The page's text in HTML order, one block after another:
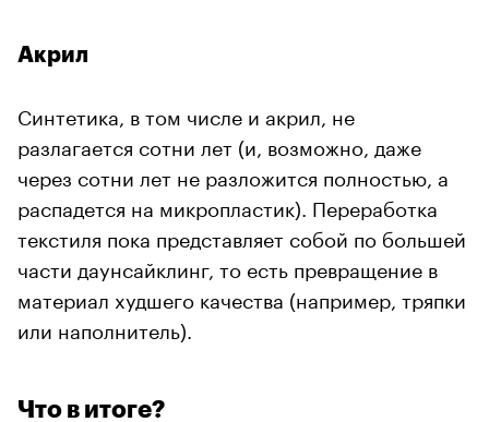
Акрил
Синтетика, в том числе и акрил, не
разлагается сотни лет (и, возможно, даже
через сотни лет не разложится полностью, а
распадется на микропластик). Переработка
текстиля пока представляет собой по большей
части даунсайклинг, то есть превращение в
материал худшего качества (например, тряпки
или наполнитель).
Что в итоге?